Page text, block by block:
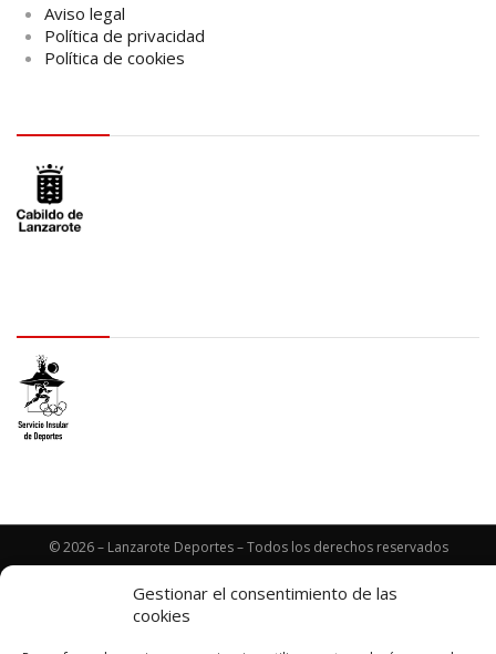
Gestionar el consentimiento de las
cookies
Aviso legal
Política de privacidad
Política de cookies
© 2026 – Lanzarote Deportes – Todos los derechos reservados